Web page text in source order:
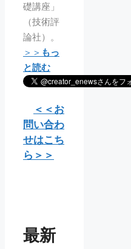
礎講座」
（技術評
論社）。
＞＞ もっ
と読む
＜＜お
問い合わ
せはこち
ら＞＞
最新